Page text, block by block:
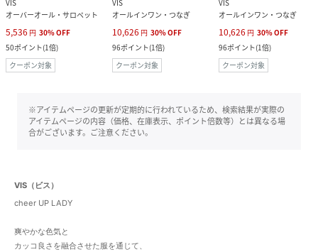
VIS
オーバーオール・サロペット
5,536 円 30%OFF
50ポイント(1倍)
クーポン対象
VIS
オールインワン・つなぎ
10,626 円 30%OFF
96ポイント(1倍)
クーポン対象
VIS
オールインワン・つなぎ
10,626 円 30%OFF
96ポイント(1倍)
クーポン対象
※アイテムページの更新が定期的に行われているため、検索結果が実際の
アイテムページの内容（価格、在庫表示、ポイント倍数等）とは異なる場
合がございます。ご注意ください。
VIS（ビス）
cheer UP LADY
爽やかな色気と
カッコ良さを融合させた服を通じて、